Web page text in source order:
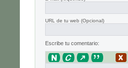
URL de tu web (Opcional)
Escribe tu comentario: